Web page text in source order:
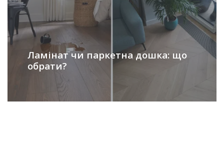
Ламінат чи паркетна дошка: що
обрати?